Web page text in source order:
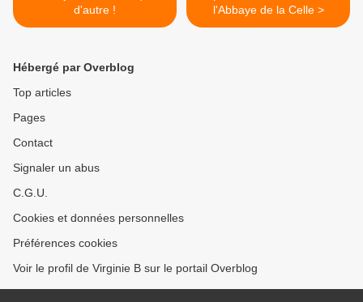
d'autre !
l'Abbaye de la Celle >
Hébergé par Overblog
Top articles
Pages
Contact
Signaler un abus
C.G.U.
Cookies et données personnelles
Préférences cookies
Voir le profil de Virginie B sur le portail Overblog